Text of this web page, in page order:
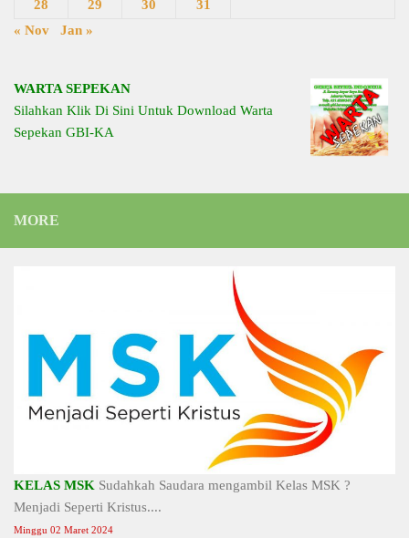
28 29 30
31
« Nov
Jan »
WARTA SEPEKAN
Silahkan Klik Di Sini Untuk Download Warta
Sepekan GBI-KA
MORE
KELAS MSK Sudahkah Saudara mengambil Kelas MSK ?
Menjadi Seperti Kristus....
Minggu 02 Maret 2024